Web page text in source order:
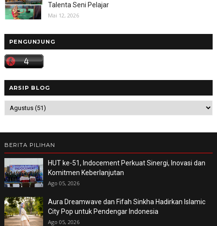
Talenta Seni Pelajar
Mai 12, 2026
PENGUNJUNG
ARSIP BLOG
BERITA PILIHAN
HUT ke-51, Indocement Perkuat Sinergi, Inovasi dan
Komitmen Keberlanjutan
Ago 05, 2026
Aura Dreamwave dan Fifah Sinkha Hadirkan Islamic
City Pop untuk Pendengar Indonesia
Ago 05, 2026